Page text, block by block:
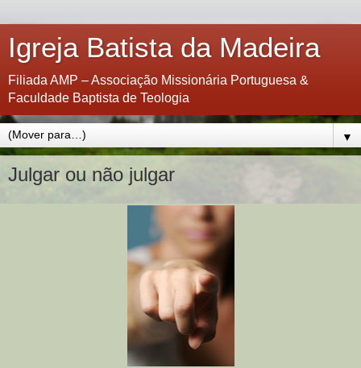
Igreja Batista da Madeira
Filiada AMP – Associação Missionária Portuguesa &
Faculdade Baptista de Teologia
▼
Julgar ou não julgar